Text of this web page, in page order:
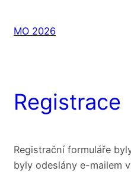
naMO 2026
Registrace
Registrační formuláře
byly odeslány e-mailem